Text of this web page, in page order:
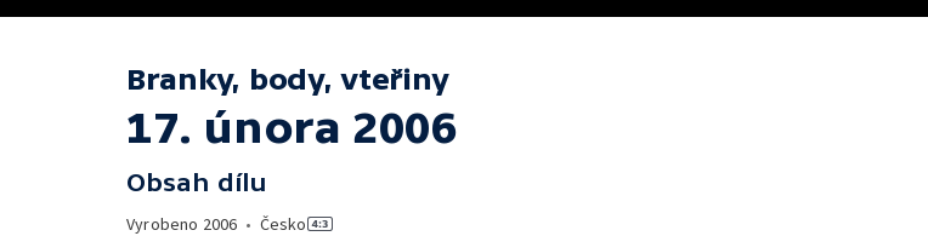
Branky, body, vteřiny
17. února 2006
Obsah dílu
Vyrobeno 2006 • Česko